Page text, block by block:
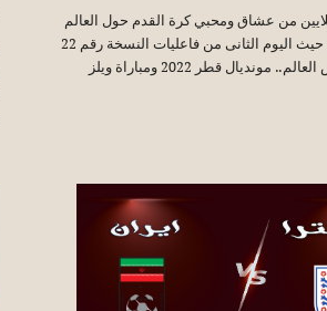
من عشاق ومحبي كرة القدم حول العالم
نحو دولة قطر، حيث اليوم الثانى من فاعليات النسخة رقم 22
من بطولة كأس العالم.. مونديال قطر 2022 ومباراة ويلز